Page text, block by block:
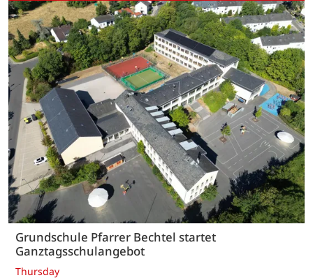
Grundschule Pfarrer Bechtel startet
Ganztagsschulangebot
Thursday